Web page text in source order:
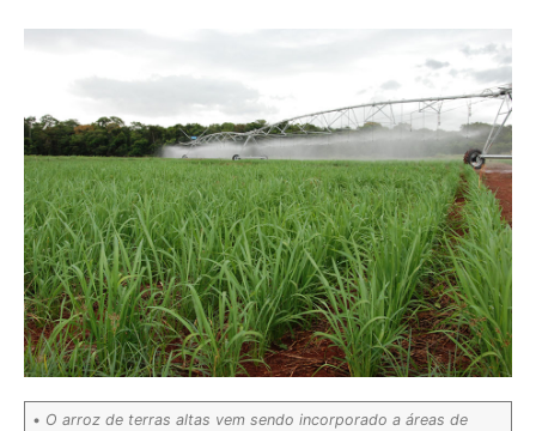
• O arroz de terras altas vem sendo incorporado a áreas de